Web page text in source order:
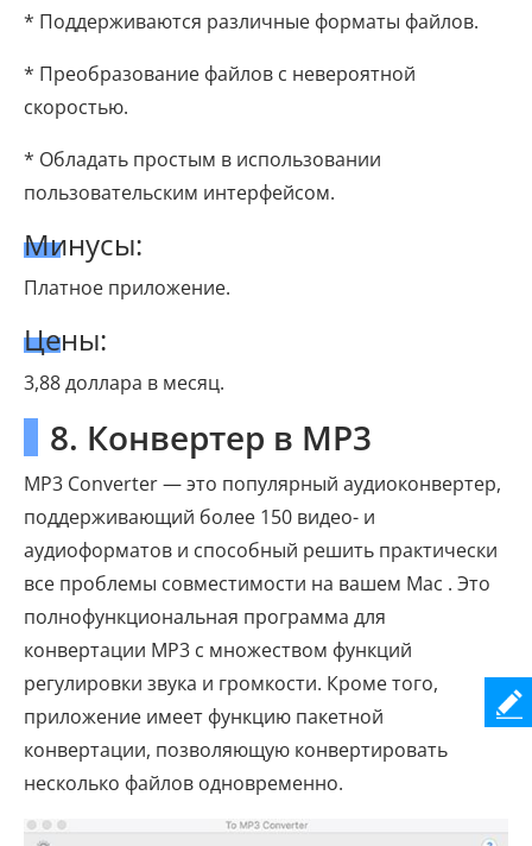
* Поддерживаются различные форматы файлов.
* Преобразование файлов с невероятной
скоростью.
* Обладать простым в использовании
пользовательским интерфейсом.
Минусы:
Платное приложение.
Цены:
3,88 доллара в месяц.
8. Конвертер в MP3
MP3 Converter — это популярный аудиоконвертер,
поддерживающий более 150 видео- и
аудиоформатов и способный решить практически
все проблемы совместимости на вашем Mac . Это
полнофункциональная программа для
конвертации MP3 с множеством функций
регулировки звука и громкости. Кроме того,
приложение имеет функцию пакетной
конвертации, позволяющую конвертировать
несколько файлов одновременно.